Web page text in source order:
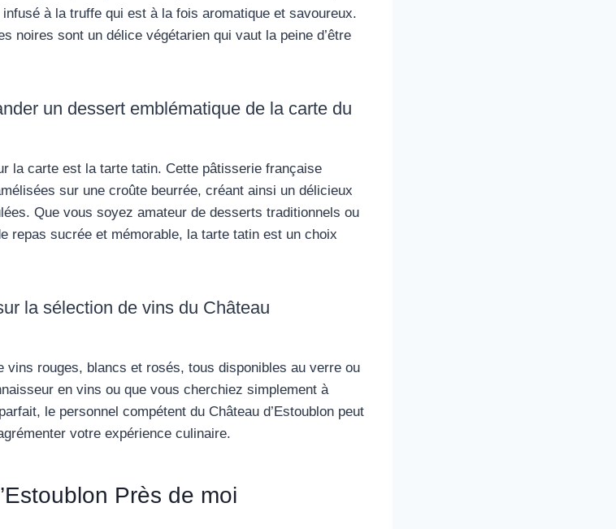
à la truffe qui est à la fois aromatique et savoureux.
noires sont un délice végétarien qui vaut la peine d’être
un dessert emblématique de la carte du
la carte est la tarte tatin. Cette pâtisserie française
sur une croûte beurrée, créant ainsi un délicieux
Que vous soyez amateur de desserts traditionnels ou
repas sucrée et mémorable, la tarte tatin est un choix
la sélection de vins du Château
vins rouges, blancs et rosés, tous disponibles au verre ou
en vins ou que vous cherchiez simplement à
le personnel compétent du Château d’Estoublon peut
votre expérience culinaire.
Près de moi